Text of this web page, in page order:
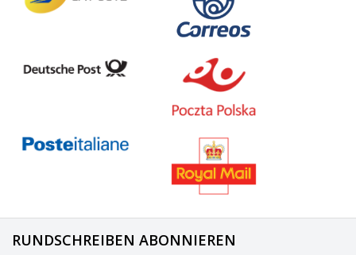
RUNDSCHREIBEN ABONNIEREN